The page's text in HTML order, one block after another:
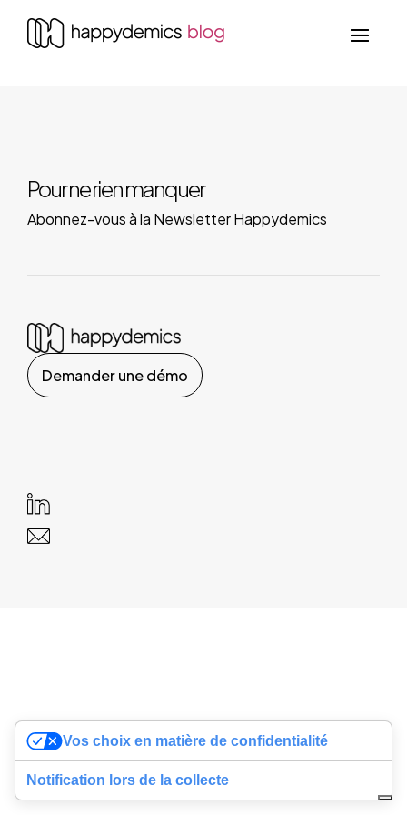
Pour ne rien manquer
Abonnez-vous à la Newsletter Happydemics
Demander une démo
Vos choix en matière de confidentialité
Notification lors de la collecte